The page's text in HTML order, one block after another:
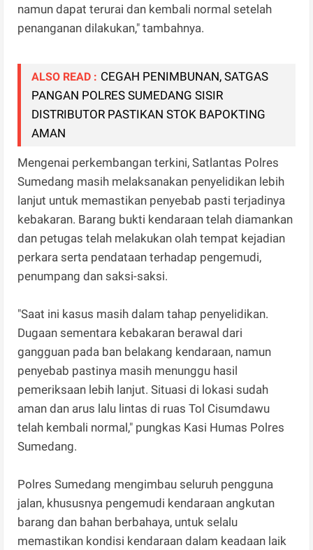
namun dapat terurai dan kembali normal setelah
penanganan dilakukan," tambahnya.
ALSO READ : CEGAH PENIMBUNAN, SATGAS
PANGAN POLRES SUMEDANG SISIR
DISTRIBUTOR PASTIKAN STOK BAPOKTING
AMAN
Mengenai perkembangan terkini, Satlantas Polres
Sumedang masih melaksanakan penyelidikan lebih
lanjut untuk memastikan penyebab pasti terjadinya
kebakaran. Barang bukti kendaraan telah diamankan
dan petugas telah melakukan olah tempat kejadian
perkara serta pendataan terhadap pengemudi,
penumpang dan saksi-saksi.
"Saat ini kasus masih dalam tahap penyelidikan.
Dugaan sementara kebakaran berawal dari
gangguan pada ban belakang kendaraan, namun
penyebab pastinya masih menunggu hasil
pemeriksaan lebih lanjut. Situasi di lokasi sudah
aman dan arus lalu lintas di ruas Tol Cisumdawu
telah kembali normal," pungkas Kasi Humas Polres
Sumedang.
Polres Sumedang mengimbau seluruh pengguna
jalan, khususnya pengemudi kendaraan angkutan
barang dan bahan berbahaya, untuk selalu
memastikan kondisi kendaraan dalam keadaan laik